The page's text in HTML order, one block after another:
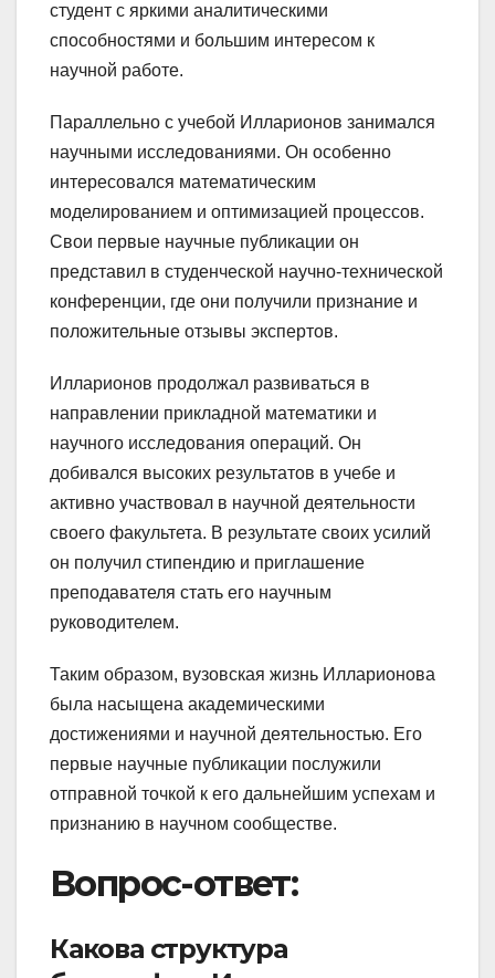
студент с яркими аналитическими
способностями и большим интересом к
научной работе.
Параллельно с учебой Илларионов занимался
научными исследованиями. Он особенно
интересовался математическим
моделированием и оптимизацией процессов.
Свои первые научные публикации он
представил в студенческой научно-технической
конференции, где они получили признание и
положительные отзывы экспертов.
Илларионов продолжал развиваться в
направлении прикладной математики и
научного исследования операций. Он
добивался высоких результатов в учебе и
активно участвовал в научной деятельности
своего факультета. В результате своих усилий
он получил стипендию и приглашение
преподавателя стать его научным
руководителем.
Таким образом, вузовская жизнь Илларионова
была насыщена академическими
достижениями и научной деятельностью. Его
первые научные публикации послужили
отправной точкой к его дальнейшим успехам и
признанию в научном сообществе.
Вопрос-ответ:
Какова структура